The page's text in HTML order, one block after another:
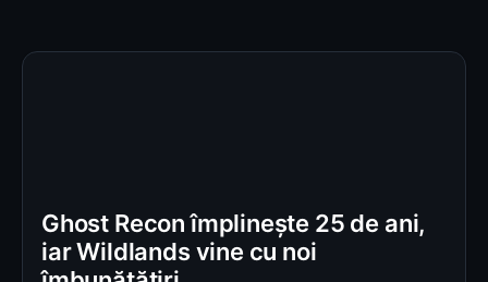
Ghost Recon împlinește 25 de ani,
iar Wildlands vine cu noi